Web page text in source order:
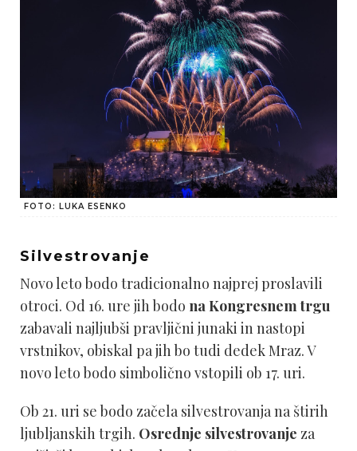
FOTO: LUKA ESENKO
Silvestrovanje
Novo leto bodo tradicionalno najprej proslavili
otroci. Od 16. ure jih bodo na Kongresnem trgu
zabavali najljubši pravljični junaki in nastopi
vrstnikov, obiskal pa jih bo tudi dedek Mraz. V
novo leto bodo simbolično vstopili ob 17. uri.
Ob 21. uri se bodo začela silvestrovanja na štirih
ljubljanskih trgih. Osrednje silvestrovanje za